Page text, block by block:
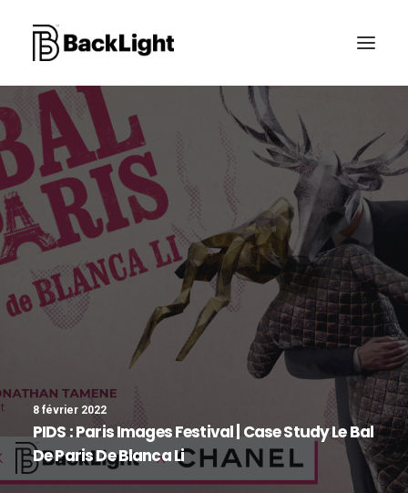
PROJETS XR
LE STUDIO
CONTACT
RECHERCHE
8 février 2022
PIDS : Paris Images Festival | Case Study Le Bal
De Paris De Blanca Li